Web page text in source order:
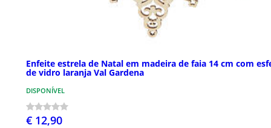
Enfeite estrela de Natal em madeira de faia 14 cm com
de vidro laranja Val Gardena
DISPONÍVEL
€ 12,90